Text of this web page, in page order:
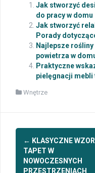
Jak stworzyć
do pracy w domu
Jak stworzyć
Porady
Najlepsze
powietrza w
Praktyczne
pielęgnacji mebli
Wnętrze
Post
navigation
← KLASYCZNE
TAPET W
NOWOCZESNYCH
PRZESTRZENIACH